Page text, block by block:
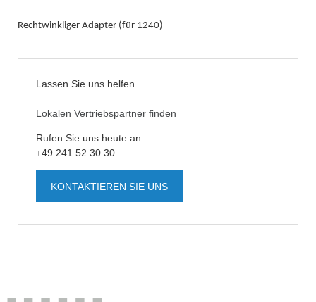
Rechtwinkliger Adapter (für 1240)
Lassen Sie uns helfen
Lokalen Vertriebspartner finden
Rufen Sie uns heute an:
+49 241 52 30 30
KONTAKTIEREN SIE UNS